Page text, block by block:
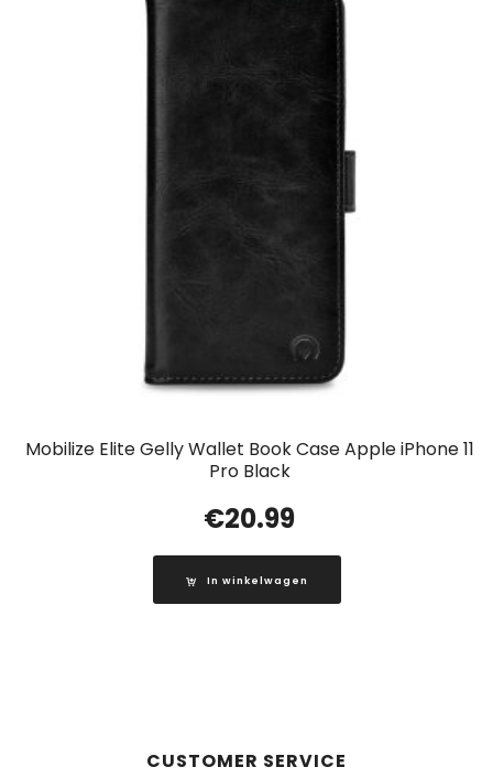
Mobilize Elite Gelly Wallet Book Case Apple iPhone 11
Pro Black
€20.99
In winkelwagen
CUSTOMER SERVICE